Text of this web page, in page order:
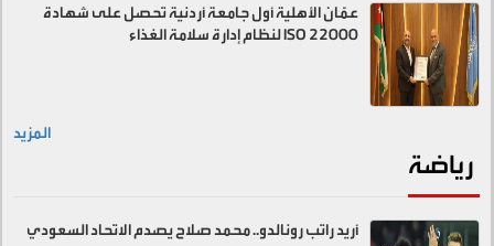
عمّان الأهلية أول جامعة أردنية تحصل على شهادة
ISO 22000 لنظام إدارة سلامة الغذاء
المزيد
رياضة
أريد راتب رونالدو.. محمد صلاح يصدم الاتحاد السعودي